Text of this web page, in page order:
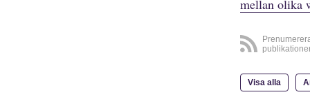
mellan olika
Visa alla